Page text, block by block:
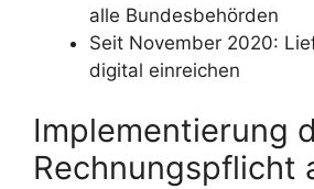
alle Bundesbehörden
Seit November 2020:
digital einreichen
Implementierung
Rechnungspflicht